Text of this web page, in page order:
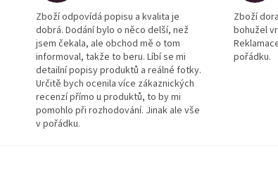
Zboží odpovídá popisu a kvalita je
dobrá. Dodání bylo o něco delší, než
jsem čekala, ale obchod mě o tom
informoval, takže to beru. Líbí se mi
detailní popisy produktů a reálné fotky.
Určitě bych ocenila více zákaznických
recenzí přímo u produktů, to by mi
pomohlo při rozhodování. Jinak ale vše
v pořádku.
Zboží
bohužel
pořádku.